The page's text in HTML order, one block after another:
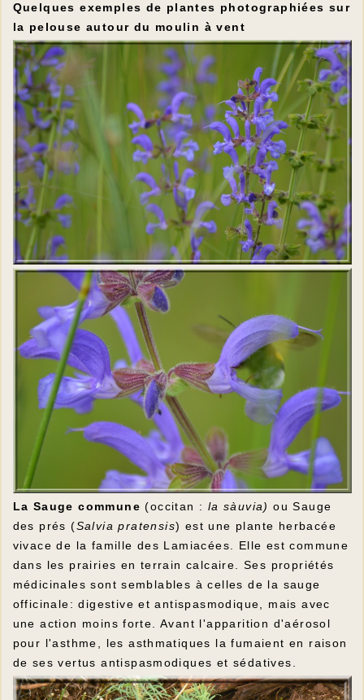
Quelques exemples de plantes photographiées sur
la pelouse autour du moulin à vent
La Sauge commune (occitan : la sàuvia) ou Sauge
des prés (Salvia pratensis) est une plante herbacée
vivace de la famille des Lamiacées. Elle est commune
dans les prairies en terrain calcaire. Ses propriétés
médicinales sont semblables à celles de la sauge
officinale: digestive et antispasmodique, mais avec
une action moins forte. Avant l'apparition d'aérosol
pour l'asthme, les asthmatiques la fumaient en raison
de ses vertus antispasmodiques et sédatives.